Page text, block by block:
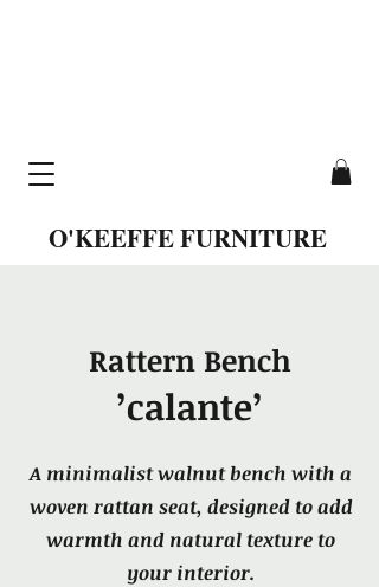
O'KEEFFE FURNITURE
Rattern Bench
’calante’
A minimalist walnut bench with a
woven rattan seat, designed to add
warmth and natural texture to
your interior.